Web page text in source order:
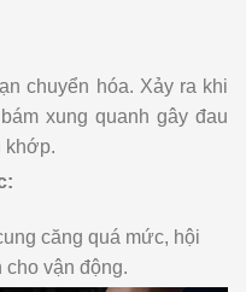
chuyển hóa. Xảy ra khi
xung quanh gây đau
khớp.
căng quá mức, hội
vận động.